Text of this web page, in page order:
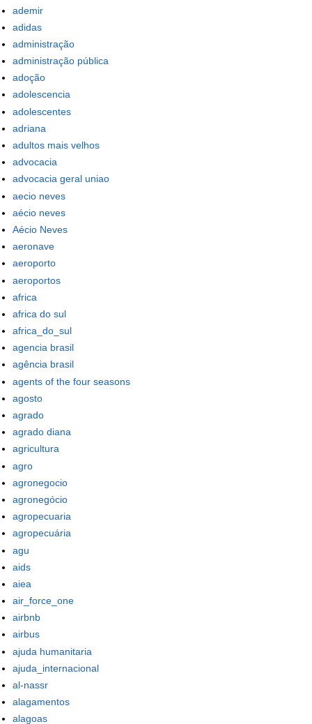
ademir
adidas
administração
administração pública
adoção
adolescencia
adolescentes
adriana
adultos mais velhos
advocacia
advocacia geral uniao
aecio neves
aécio neves
Aécio Neves
aeronave
aeroporto
aeroportos
africa
africa do sul
africa_do_sul
agencia brasil
agência brasil
agents of the four seasons
agosto
agrado
agrado diana
agricultura
agro
agronegocio
agronegócio
agropecuaria
agropecuária
agu
aids
aiea
air_force_one
airbnb
airbus
ajuda humanitaria
ajuda_internacional
al-nassr
alagamentos
alagoas